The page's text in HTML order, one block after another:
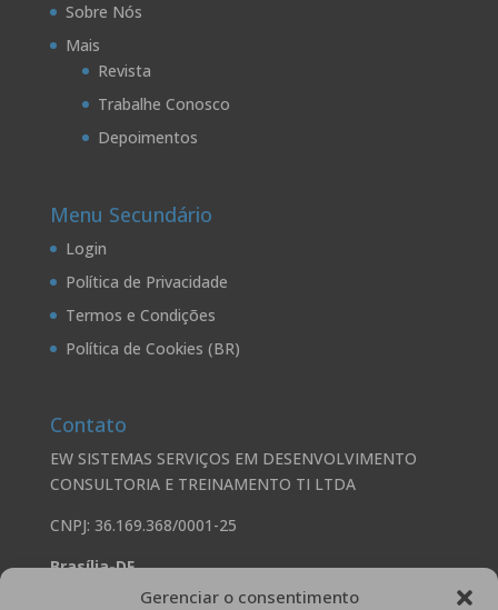
Gerenciar o consentimento
Sobre Nós
Mais
Revista
Trabalhe Conosco
Depoimentos
Menu Secundário
Login
Política de Privacidade
Termos e Condições
Política de Cookies (BR)
Contato
EW SISTEMAS SERVIÇOS EM DESENVOLVIMENTO
CONSULTORIA E TREINAMENTO TI LTDA
CNPJ: 36.169.368/0001-25
Brasília-DF